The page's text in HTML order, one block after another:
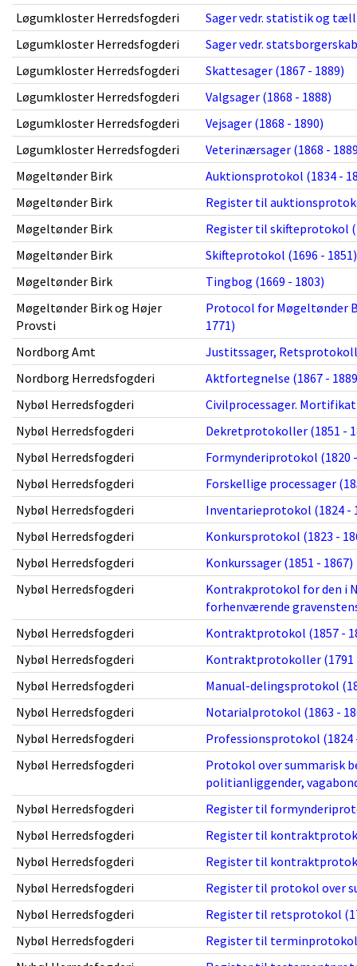
Løgumkloster Herredsfogderi
Sager vedr. statistik og
Løgumkloster Herredsfogderi
Sager vedr.
Løgumkloster Herredsfogderi
Skattesager (1867 - 1889)
Løgumkloster Herredsfogderi
Valgsager (1868 - 1888)
Løgumkloster Herredsfogderi
Vejsager (1868 - 1890)
Løgumkloster Herredsfogderi
Veterinærsager (1868 -
Møgeltønder Birk
Auktionsprotokol (1834 -
Møgeltønder Birk
Register til
Møgeltønder Birk
Register til skifteprotokol
Møgeltønder Birk
Skifteprotokol (1696 - 1851)
Møgeltønder Birk
Tingbog (1669 - 1803)
Møgeltønder Birk og Højer
Provsti
Protocol for Møgeltønder
1771)
Nordborg Amt
Justitssager,
Nordborg Herredsfogderi
Aktfortegnelse (1867 -
Nybøl Herredsfogderi
Civilprocessager.
Nybøl Herredsfogderi
Dekretprotokoller (1851 -
Nybøl Herredsfogderi
Formynderiprotokol (1820
Nybøl Herredsfogderi
Forskellige processager
Nybøl Herredsfogderi
Inventarieprotokol (1824 -
Nybøl Herredsfogderi
Konkursprotokol (1823 -
Nybøl Herredsfogderi
Konkurssager (1851 - 1867)
Nybøl Herredsfogderi
Kontrakprotokol for den i
forhenværende
Nybøl Herredsfogderi
Kontraktprotokol (1857 -
Nybøl Herredsfogderi
Kontraktprotokoller (1791
Nybøl Herredsfogderi
Manual-delingsprotokol
Nybøl Herredsfogderi
Notarialprotokol (1863 -
Nybøl Herredsfogderi
Professionsprotokol (1824
Nybøl Herredsfogderi
Protokol over summarisk
politianliggender,
Nybøl Herredsfogderi
Register til
Nybøl Herredsfogderi
Register til
Nybøl Herredsfogderi
Register til
Nybøl Herredsfogderi
Register til protokol over
Nybøl Herredsfogderi
Register til retsprotokol
Nybøl Herredsfogderi
Register til terminprotokol